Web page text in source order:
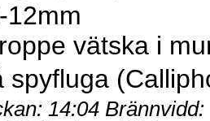
12mm
vätska i
14:04